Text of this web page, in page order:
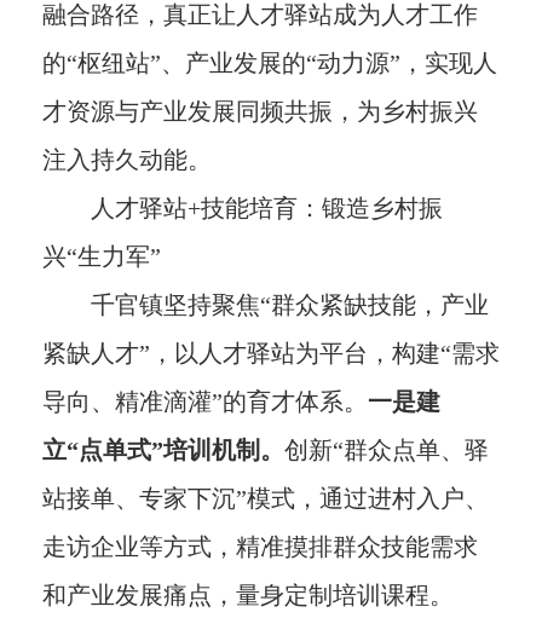
融合路径，真正让人才驿站成为人才工作
的“枢纽站”、产业发展的“动力源”，实现人
才资源与产业发展同频共振，为乡村振兴
注入持久动能。
人才驿站+技能培育：锻造乡村振
兴“生力军”
千官镇坚持聚焦“群众紧缺技能，产业
紧缺人才”，以人才驿站为平台，构建“需求
导向、精准滴灌”的育才体系。 一是建
立“点单式”培训机制。 创新“群众点单、驿
站接单、专家下沉”模式，通过进村入户、
走访企业等方式，精准摸排群众技能需求
和产业发展痛点，量身定制培训课程。